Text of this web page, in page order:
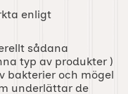
enligt
sådana
typ av produkter )
bakterier och mögel
underlättar de